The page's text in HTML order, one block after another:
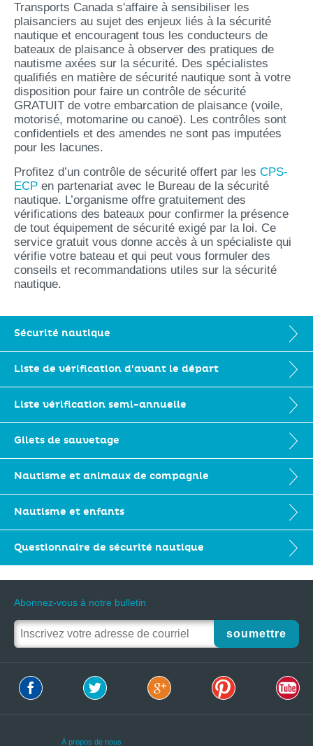
Sécurité nautique
Liste de vérification d'avant le départ
Liste vérification semi-annuelle
Gilets de sauvetage
Nautisme et animaux de compagnie
Nautisme et enfants
Questionnaire de sécurité nautique
Transports Canada s'affaire à sensibiliser les
plaisanciers au sujet des enjeux liés à la sécurité
nautique et encouragent tous les conducteurs de
bateaux de plaisance à observer des pratiques de
nautisme axées sur la sécurité. Des spécialistes
qualifiés en matière de sécurité nautique sont à votre
disposition pour faire un contrôle de sécurité
GRATUIT de votre embarcation de plaisance (voile,
motorisé, motomarine ou canoë). Les contrôles sont
confidentiels et des amendes ne sont pas imputées
pour les lacunes.
Profitez d’un contrôle de sécurité offert par les CPS-
ECP en partenariat avec le Bureau de la sécurité
nautique. L’organisme offre gratuitement des
vérifications des bateaux pour confirmer la présence
de tout équipement de sécurité exigé par la loi. Ce
service gratuit vous donne accès à un spécialiste qui
vérifie votre bateau et qui peut vous formuler des
conseils et recommandations utiles sur la sécurité
nautique.
Abonnez-vous à notre bulletin
soumettre
À propos de nous